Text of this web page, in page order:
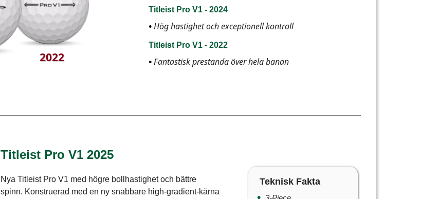
2022
Titleist Pro V1 - 2024
Hög hastighet och exceptionell kontroll
Titleist Pro V1 - 2022
Fantastisk prestanda över hela banan
Titleist Pro V1 2025
Nya Titleist Pro V1 med högre bollhastighet och bättre
spinn. Konstruerad med en ny snabbare high-gradient-kärna
Teknisk Fakta